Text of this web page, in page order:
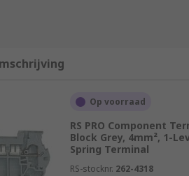
offer more protection from
such as:
Op voorraad
RS PRO Component
Block Grey, 4mm², 1-
Spring Terminal
RS-stocknr. 262-4318